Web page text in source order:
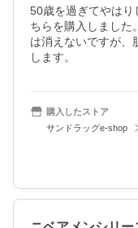
50歳を過ぎてやはり
ちらを購入しました
は消えないですが、
します。
購入したストア
サンドラッグe-shop